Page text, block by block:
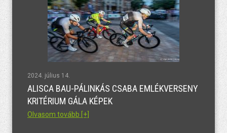
2024. július 14.
ALISCA BAU-PÁLINKÁS CSABA EMLÉKVERSENY
KRITÉRIUM GÁLA KÉPEK
Olvasom tovább [+]